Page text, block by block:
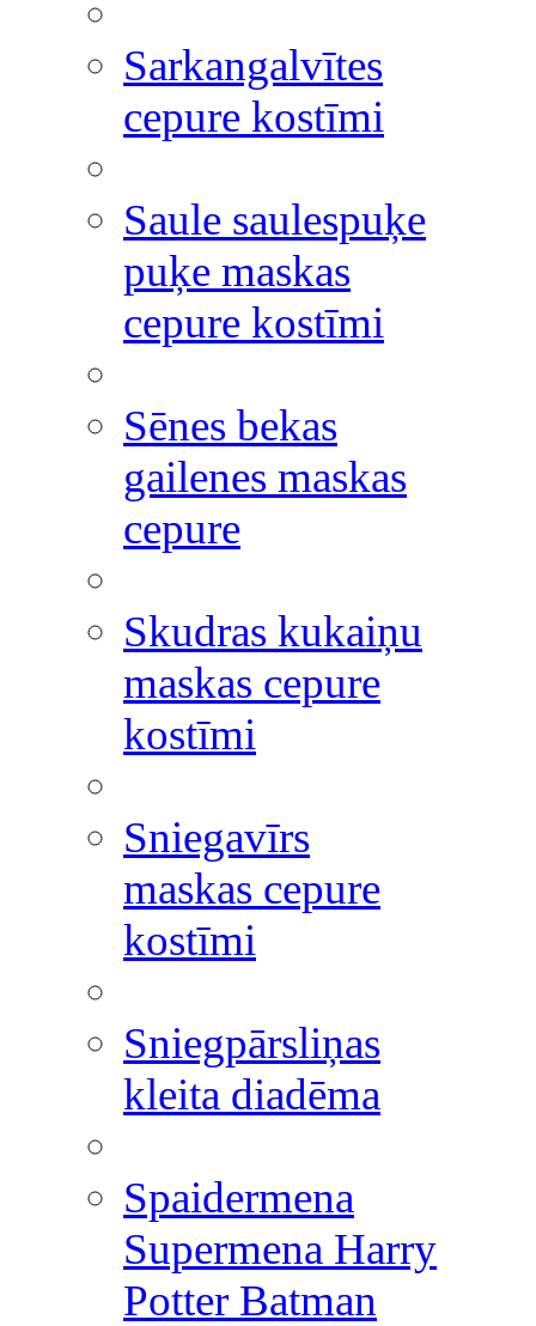
Sarkangalvītes
cepure kostīmi
Saule saulespuķe
puķe maskas
cepure kostīmi
Sēnes bekas
gailenes maskas
cepure
Skudras kukaiņu
maskas cepure
kostīmi
Sniegavīrs
maskas cepure
kostīmi
Sniegpārsliņas
kleita diadēma
Spaidermena
Supermena Harry
Potter Batman